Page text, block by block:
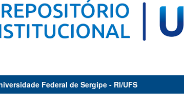
Federal de Sergipe - RI/UFS